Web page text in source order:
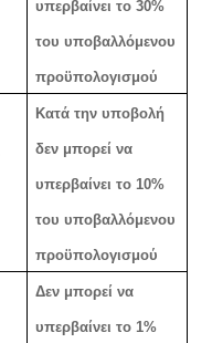
υπερβαίνει το 30%
του υποβαλλόμενου
προϋπολογισμού
Κατά την υποβολή
δεν μπορεί να
υπερβαίνει το 10%
του υποβαλλόμενου
προϋπολογισμού
Δεν μπορεί να
υπερβαίνει το 1%